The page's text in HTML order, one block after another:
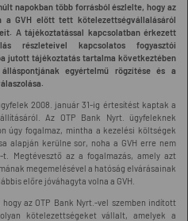
napokban több forrásból észlelte, hogy az
a GVH előtt tett kötelezettségvállalásáról
A tájékoztatással kapcsolatban érkezett
részleteivel kapcsolatos fogyasztói
jutott tájékoztatás tartalma következtében
egyértelmű rögzítése és a
2008. január 31-ig értesítést kaptak a
Az OTP Bank Nyrt. ügyfeleknek
úgy fogalmaz, mintha a kezelési költségek
alapján kerülne sor, noha a GVH erre nem
Megtévesztő az a fogalmazás, amely azt
megemelésével a hatóság elvárásainak
előre jóváhagyta volna a GVH.
az OTP Bank Nyrt.-vel szemben indított
kötelezettségeket vállalt, amelyek a